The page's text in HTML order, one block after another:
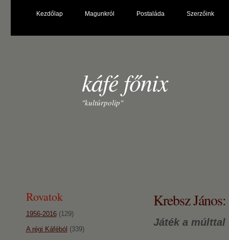
Kezdőlap Magunkról Postaláda Szerzőink
káfé főnix
"kultúrpolip"
Krebsz
Játék a múlttal
Rovatok
1956-2016(129)
A régi Káféból (339)